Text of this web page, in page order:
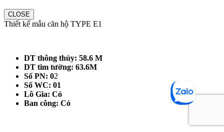
CLOSE
Thiết kế mẫu căn hộ TYPE E1
DT thông thủy: 58.6 M
DT tim tường: 63.6M
Số PN: 02
Số WC: 01
Lô Gia: Có
Ban công: Có